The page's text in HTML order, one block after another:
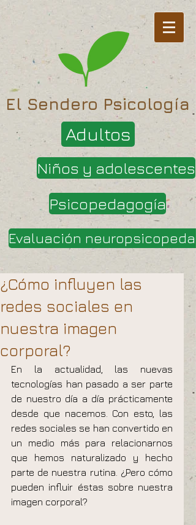
El Sendero Psicología
Adultos
Niños y adolescentes
Psicopedagogía
Evaluación
¿Cómo influyen las
redes sociales en
nuestra imagen
corporal?
En la actualidad, las nuevas
tecnologías han pasado a ser parte
de nuestro día a día prácticamente
desde que nacemos. Con esto, las
redes sociales se han convertido en
un medio más para relacionarnos
que hemos naturalizado y hecho
parte de nuestra rutina. ¿Pero cómo
pueden influir éstas sobre nuestra
imagen corporal?